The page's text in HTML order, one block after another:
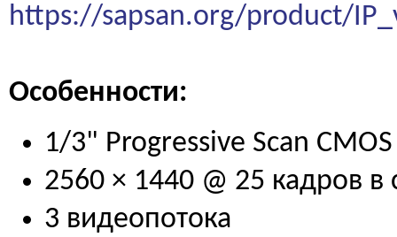
https://sapsan.org/product/
Особенности:
1/3" Progressive Scan CMOS
2560 × 1440 @ 25 кадров в
3 видеопотока